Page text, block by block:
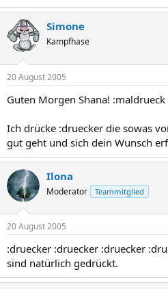
Simone
Kampfhase
20 August 2005
Guten Morgen Shana! :maldrueck
Ich drücke :druecker die sowas
gut geht und sich dein Wunsch
Ilona
Moderator Teammitglied
20 August 2005
:druecker :druecker :druecker
sind natürlich gedrückt.